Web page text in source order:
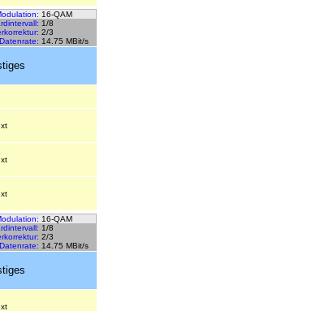
16-QAM
1/8
2/3
Datenrate: 14.75 MBit/s
16-QAM
1/8
2/3
Datenrate: 14.75 MBit/s